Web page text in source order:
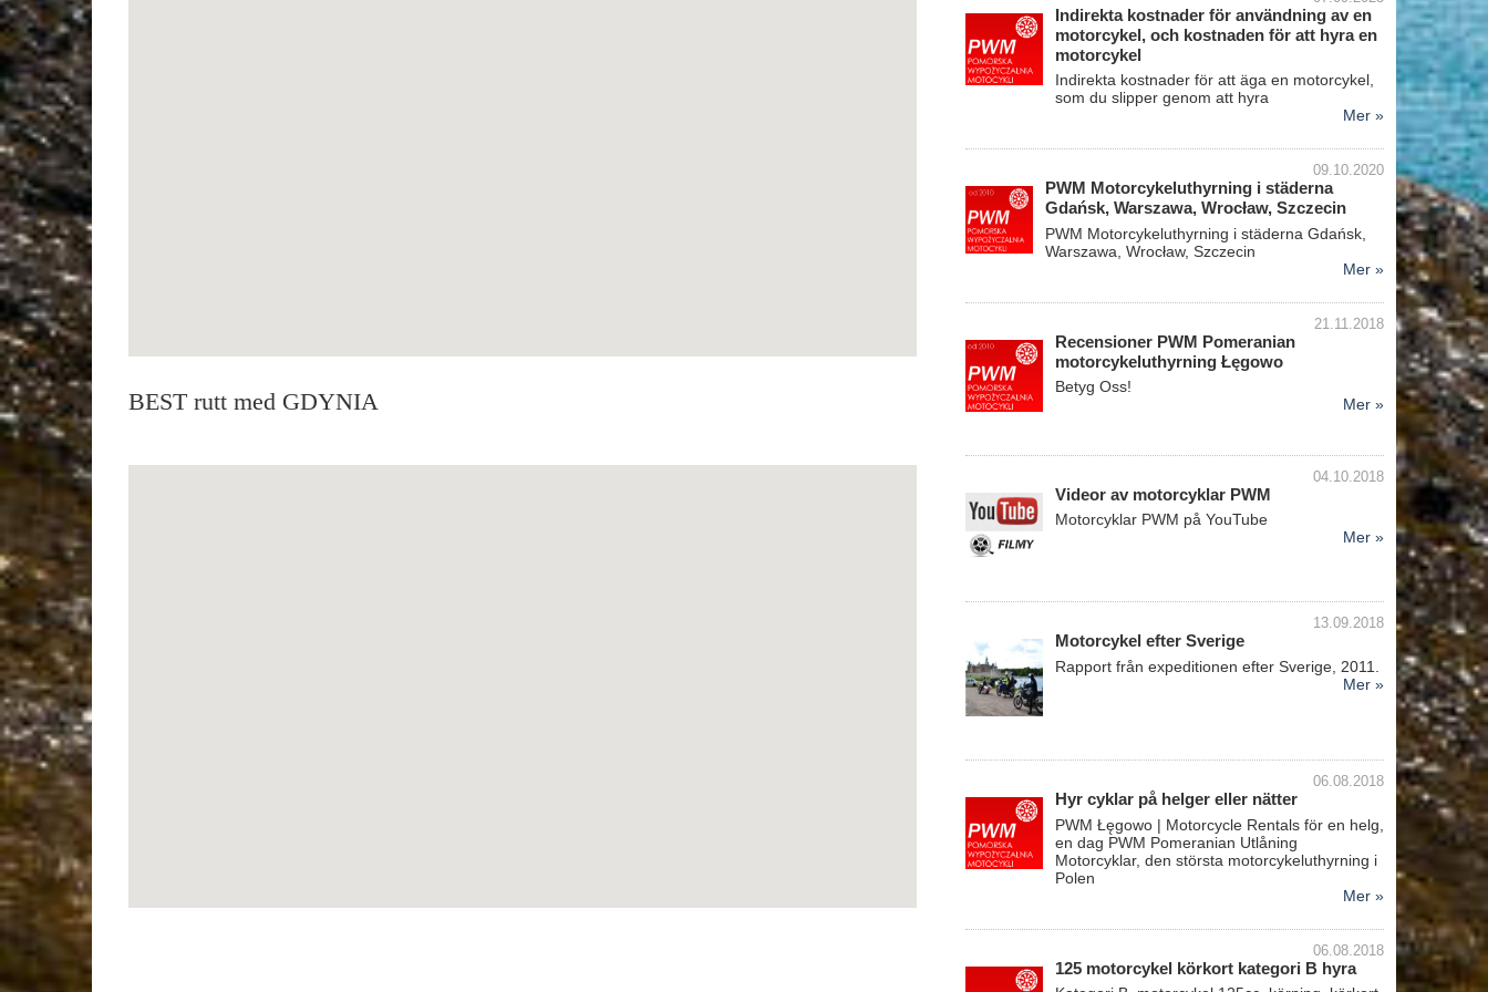
BEST rutt med GDYNIA
Indirekta kostnader för användning av en
motorcykel, och kostnaden för att hyra en
motorcykel
Indirekta kostnader för att äga en motorcykel,
som du slipper genom att hyra
Mer »
09.10.2020
PWM Motorcykeluthyrning i städerna
Gdańsk, Warszawa, Wrocław, Szczecin
PWM Motorcykeluthyrning i städerna Gdańsk,
Warszawa, Wrocław, Szczecin
Mer »
21.11.2018
Recensioner PWM Pomeranian
motorcykeluthyrning Łęgowo
Betyg Oss!
Mer »
04.10.2018
Videor av motorcyklar PWM
Motorcyklar PWM på YouTube
Mer »
13.09.2018
Motorcykel efter Sverige
Rapport från expeditionen efter Sverige, 2011.
Mer »
06.08.2018
Hyr cyklar på helger eller nätter
PWM Łęgowo | Motorcycle Rentals för en helg,
en dag PWM Pomeranian Utlåning
Motorcyklar, den största motorcykeluthyrning i
Polen
Mer »
06.08.2018
125 motorcykel körkort kategori B hyra